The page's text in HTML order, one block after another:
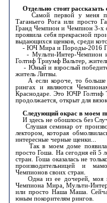
Отдельно стоит
Самой первой у меня
Таганьего Рога или просто
Гранд Чемпион и Чемпион 3-х
проявила себя прекрасной
выдающихся щенков, среди
- ЮЧ Мира и Породы-2016
- Мульти-Интер-Чемпион и
Голтиф Триумф Вальтер,
- Юный и взрослый
житель Литвы.
А если короче, то больше
рингах и являются
Краснодаре. Это ЮЧР Голтиф
продолжается, открыт для
Следующий окрас в моем
И здесь не обошлось без
Слушая семинар от
лектором, которая
интересные черные щенки...
Так в моем доме
просто Гоша. На сегодня ей 5
стран. Гоша оказалась не
производительницей и
Чемпионов своих стран.
Одна из ее дочерей, моя
Чемпиона Мира, Мульти-
или просто Наша Маша.
юным покорителям рингов.